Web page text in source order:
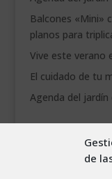
de
Balcones «Mini»
planos para
Vive este verano
El cuidado de tu
Agenda del jardín
X